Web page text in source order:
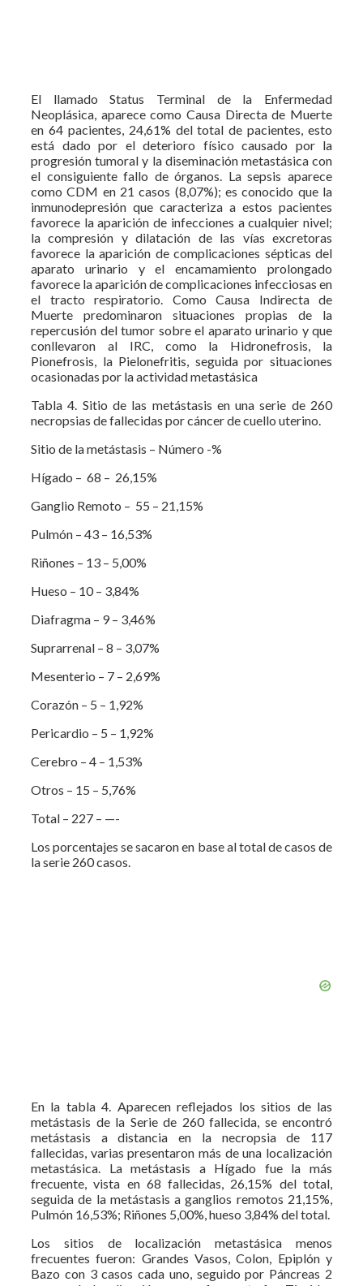
El llamado Status Terminal de la Enfermedad
Neoplásica, aparece como Causa Directa de Muerte
en 64 pacientes, 24,61% del total de pacientes, esto
está dado por el deterioro físico causado por la
progresión tumoral y la diseminación metastásica con
el consiguiente fallo de órganos. La sepsis aparece
como CDM en 21 casos (8,07%); es conocido que la
inmunodepresión que caracteriza a estos pacientes
favorece la aparición de infecciones a cualquier nivel;
la compresión y dilatación de las vías excretoras
favorece la aparición de complicaciones sépticas del
aparato urinario y el encamamiento prolongado
favorece la aparición de complicaciones infecciosas en
el tracto respiratorio. Como Causa Indirecta de
Muerte predominaron situaciones propias de la
repercusión del tumor sobre el aparato urinario y que
conllevaron al IRC, como la Hidronefrosis, la
Pionefrosis, la Pielonefritis, seguida por situaciones
ocasionadas por la actividad metastásica
Tabla 4. Sitio de las metástasis en una serie de 260
necropsias de fallecidas por cáncer de cuello uterino.
Sitio de la metástasis – Número -%
Hígado – 68 – 26,15%
Ganglio Remoto – 55 – 21,15%
Pulmón – 43 – 16,53%
Riñones – 13 – 5,00%
Hueso – 10 – 3,84%
Diafragma – 9 – 3,46%
Suprarrenal – 8 – 3,07%
Mesenterio – 7 – 2,69%
Corazón – 5 – 1,92%
Pericardio – 5 – 1,92%
Cerebro – 4 – 1,53%
Otros – 15 – 5,76%
Total – 227 – —-
Los porcentajes se sacaron en base al total de casos de
la serie 260 casos.
En la tabla 4. Aparecen reflejados los sitios de las
metástasis de la Serie de 260 fallecida, se encontró
metástasis a distancia en la necropsia de 117
fallecidas, varias presentaron más de una localización
metastásica. La metástasis a Hígado fue la más
frecuente, vista en 68 fallecidas, 26,15% del total,
seguida de la metástasis a ganglios remotos 21,15%,
Pulmón 16,53%; Riñones 5,00%, hueso 3,84% del total.
Los sitios de localización metastásica menos
frecuentes fueron: Grandes Vasos, Colon, Epiplón y
Bazo con 3 casos cada uno, seguido por Páncreas 2